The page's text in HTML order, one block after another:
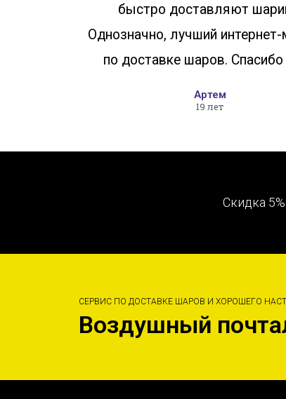
быстро доставляют
Однозначно, лучший интернет-
по доставке шаров.
Артем
19 лет
Скидка
СЕРВИС ПО ДОСТАВКЕ ШАРОВ И ХОРОШЕГО
Воздушный